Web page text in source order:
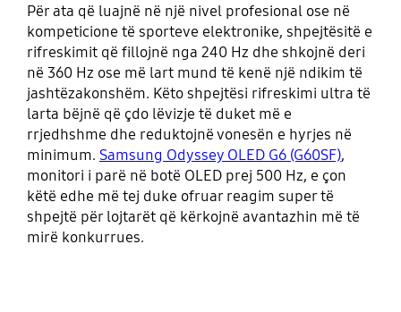
Për ata që luajnë në një nivel profesional ose në
kompeticione të sporteve elektronike, shpejtësitë e
rifreskimit që fillojnë nga 240 Hz dhe shkojnë deri
në 360 Hz ose më lart mund të kenë një ndikim të
jashtëzakonshëm. Këto shpejtësi rifreskimi ultra të
larta bëjnë që çdo lëvizje të duket më e
rrjedhshme dhe reduktojnë vonesën e hyrjes në
minimum. Samsung Odyssey OLED G6 (G60SF),
monitori i parë në botë OLED prej 500 Hz, e çon
këtë edhe më tej duke ofruar reagim super të
shpejtë për lojtarët që kërkojnë avantazhin më të
mirë konkurrues.